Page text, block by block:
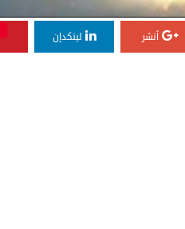
أنشر لينكدإن